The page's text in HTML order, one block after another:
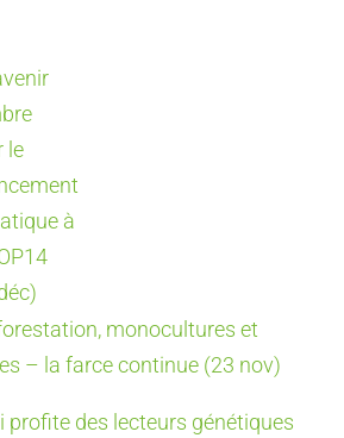
le
à
monocultures et
– la farce continue (23 nov)
profite des lecteurs génétiques